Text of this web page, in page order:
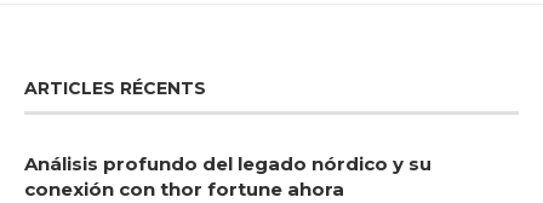
ARTICLES RÉCENTS
Análisis profundo del legado nórdico y su
conexión con thor fortune ahora